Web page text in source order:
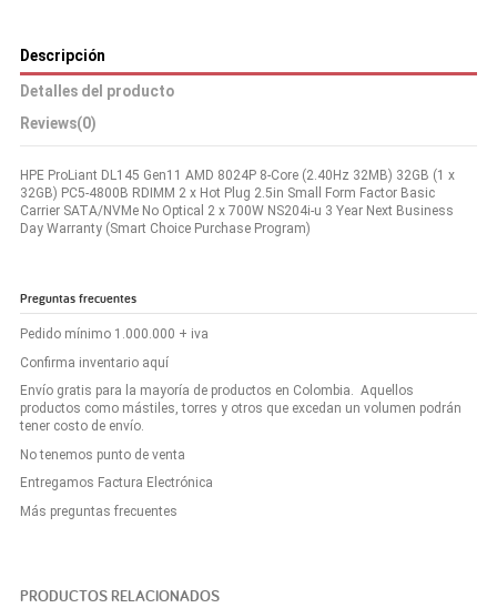
Descripción
Detalles del producto
Reviews(0)
HPE ProLiant DL145 Gen11 AMD 8024P 8-Core (2.40Hz 32MB) 32GB (1 x
32GB) PC5-4800B RDIMM 2 x Hot Plug 2.5in Small Form Factor Basic
Carrier SATA/NVMe No Optical 2 x 700W NS204i-u 3 Year Next Business
Day Warranty (Smart Choice Purchase Program)
Preguntas frecuentes
Pedido mínimo 1.000.000 + iva
Confirma inventario aquí
Envío gratis para la mayoría de productos en Colombia. Aquellos
productos como mástiles, torres y otros que excedan un volumen podrán
tener costo de envío.
No tenemos punto de venta
Entregamos Factura Electrónica
Más preguntas frecuentes
PRODUCTOS RELACIONADOS